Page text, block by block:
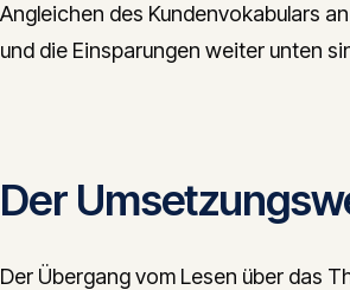
Angleichen des Kundenvokabulars
und die Einsparungen weiter unten
Der
Der Übergang vom Lesen über das